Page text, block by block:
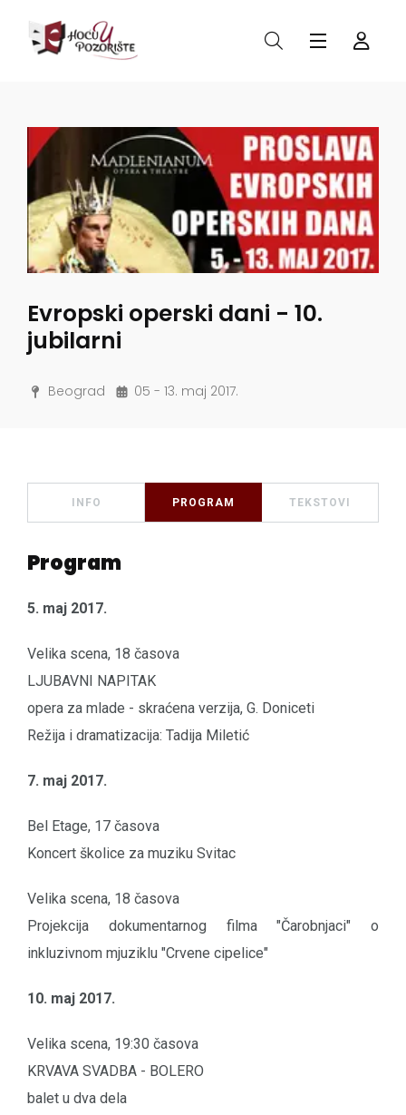
Evropski operski dani - 10.
jubilarni
Beograd 05 - 13. maj 2017.
INFO PROGRAM TEKSTOVI
Program
5. maj 2017.
Velika scena, 18 časova
LJUBAVNI NAPITAK
opera za mlade - skraćena verzija, G. Doniceti
Režija i dramatizacija: Tadija Miletić
7. maj 2017.
Bel Etage, 17 časova
Koncert školice za muziku Svitac
Velika scena, 18 časova
Projekcija dokumentarnog filma "Čarobnjaci" o
inkluzivnom mjuziklu "Crvene cipelice"
10. maj 2017.
Velika scena, 19:30 časova
KRVAVA SVADBA - BOLERO
balet u dva dela